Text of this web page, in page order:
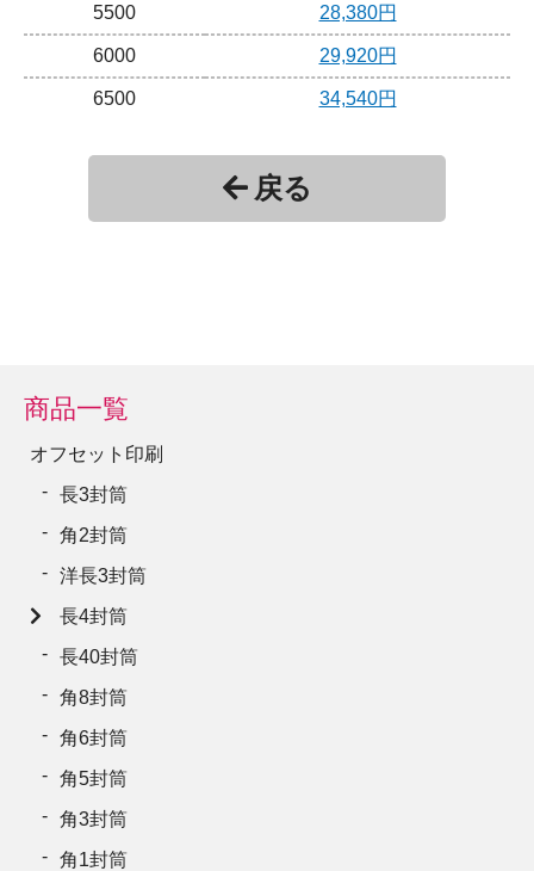
5500 28,380円
6000 29,920円
6500 34,540円
8000 40,260円
10000
戻る
商品一覧
オフセット印刷
長3封筒
角2封筒
洋長3封筒
長4封筒
長40封筒
角8封筒
角6封筒
角5封筒
角3封筒
角1封筒